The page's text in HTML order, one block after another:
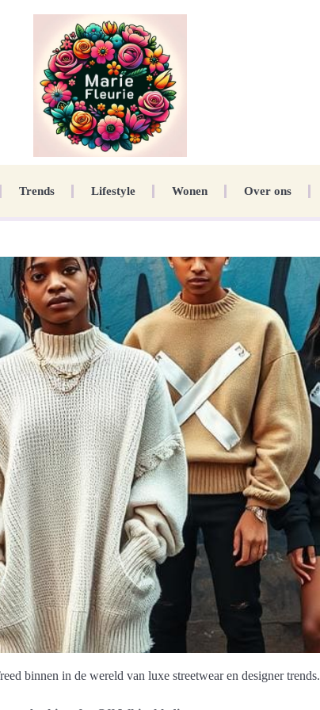
Trends Lifestyle Wonen Over ons
binnen in de wereld van luxe streetwear en designer trends.